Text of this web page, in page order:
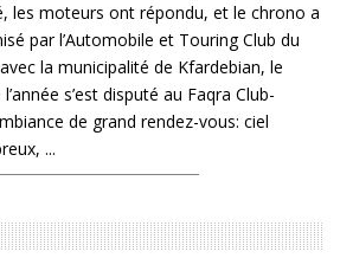
les moteurs ont répondu, et le chrono a
par l’Automobile et Touring Club du
la municipalité de Kfardebian, le
s’est disputé au Faqra Club-
de grand rendez-vous: ciel
...